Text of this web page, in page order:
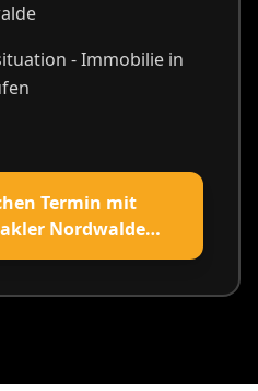
- Immobilie in
Termin mit
Nordwalde